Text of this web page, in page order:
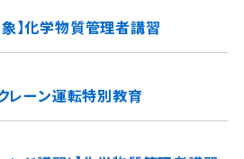
象】化学物質管理者講習
レーン運転特別教育